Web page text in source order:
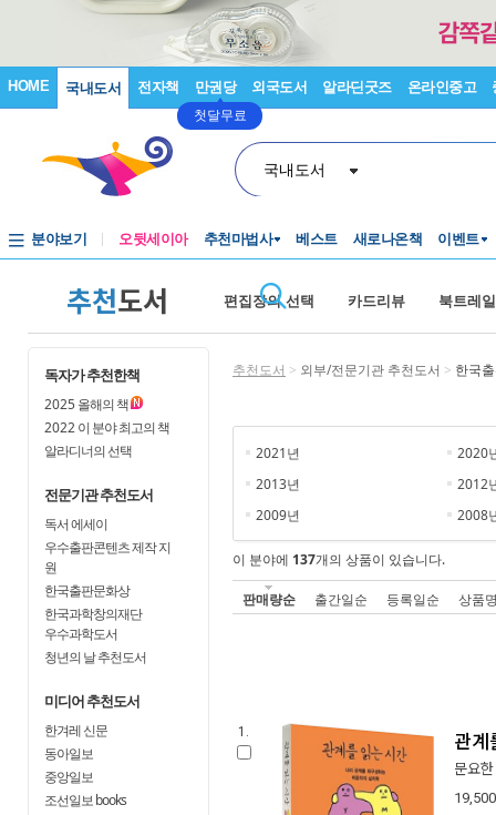
HOME 국내도서 전자책 만권당
첫달무료
외국도서 알라딘굿즈 온라인중고
국내도서
분야보기 오뒷세이아 추천마법사 베스트 새로나온책 이벤트
추천도서 편집장의 선택 카드리뷰 북트레
독자가 추천한책
2025올해의 책
2022이 분야 최고의 책
알라디너의 선택
전문기관 추천도서
독서 에세이
우수출판콘텐츠 제작 지
원
한국출판문화상
한국과학창의재단
우수과학도서
청년의 날 추천도서
미디어 추천도서
한겨레 신문
동아일보
중앙일보
조선일보 books
추천도서 > 외부/전문기관 추천도서 > 한국
2021년
2020
2013년
2012
2009년
2008
이 분야에 137개의 상품이 있습니다.
판매량순 출간일순 등록일순 상품
1. 관계
문요한
19,500